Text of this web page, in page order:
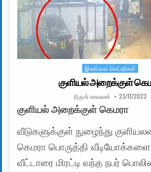
Posted in
இலங்கை செய்திகள்
குளியல் அறைக்குள்
AUTHOR:
நிருபர் காவலன் PUBLISHED
23/11/2023
குளியல் அறைக்குள் கெமரா
வீடுகளுக்குள் நுழைந்து
கெமரா பொருத்தி வீடியோக்களை
வீட்டாரை மிரட்டி வந்த நபர்